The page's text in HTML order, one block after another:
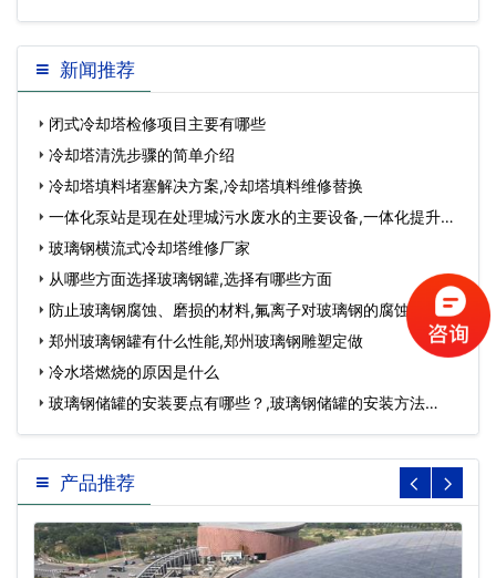
新闻推荐
闭式冷却塔检修项目主要有哪些
冷却塔清洗步骤的简单介绍
冷却塔填料堵塞解决方案,冷却塔填料维修替换
一体化泵站是现在处理城污水废水的主要设备,一体化提升泵
站…玻璃钢横流式冷却塔维修厂家
从哪些方面选择玻璃钢罐,选择有哪些方面
防止玻璃钢腐蚀、磨损的材料,氟离子对玻璃钢的腐蚀…
郑州玻璃钢罐有什么性能,郑州玻璃钢雕塑定做
冷水塔燃烧的原因是什么
玻璃钢储罐的安装要点有哪些？,玻璃钢储罐的安装方法…
产品推荐